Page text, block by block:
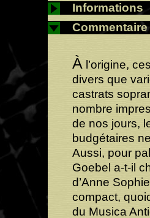
Informations
Commentaire
À l’origine,
divers que
castrats
nombre
de nos jours,
budgétaires
Aussi, pour
Goebel a-t-il
d’Anne
compact,
du Musica